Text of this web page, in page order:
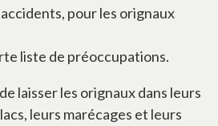
pour les orignaux
liste de préoccupations.
laisser les orignaux dans leurs
leurs marécages et leurs